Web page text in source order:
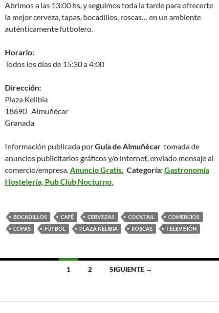
Abrimos a las 13:00 hs, y seguimos toda la tarde para ofrecerte
la mejor cerveza, tapas, bocadillos, roscas… en un ambiente
auténticamente futbolero.
Horario:
Todos los días de 15:30 a 4:00
Dirección:
Plaza Kelibia
18690 Almuñécar
Granada
Información publicada porGuía de Almuñécar tomada de
anuncios publicitarios gráficos y/o internet, enviado mensaje al
comercio/empresa.Anuncio Gratis. Categoría:Gastronomía
Hostelería, Pub Club Nocturno.
BOCADILLOS CAFÉ CERVEZAS COCKTAIL
COMERCIOS
COPAS
FÚTBOL PLAZA KELIBIA ROSCAS TELEVISIÓN
a
1 2 SIGUIENTE →